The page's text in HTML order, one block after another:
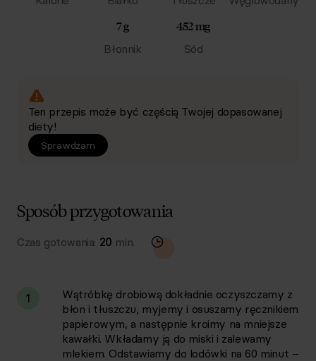
7 g
Błonnik
452 mg
Sód
Ten przepis może być częścią Twojej dopasowanej
diety!
Sprawdzam
Sposób przygotowania
Czas gotowania: 20 min.
1
Wątróbkę drobiową dokładnie oczyszczamy z
błon i tłuszczu, myjemy i osuszamy ręcznikiem
papierowym, a następnie kroimy na mniejsze
kawałki. Wkładamy ją do miski i zalewamy
mlekiem. Odstawiamy do lodówki na 60 minut –